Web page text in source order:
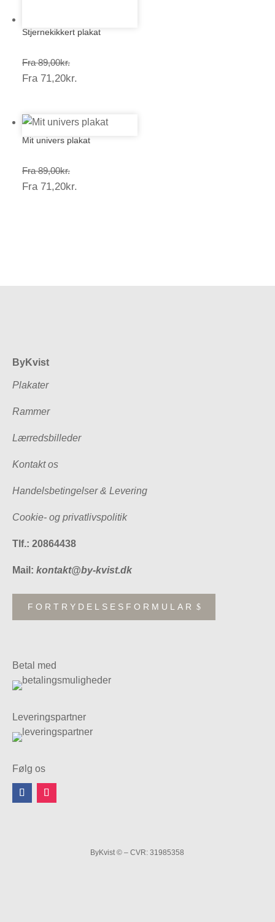
Stjernekikkert plakat
Fra 89,00kr.Prisinterval:
89,00kr.
Fra 71,20kr.
Mit univers plakat
Fra 89,00kr.Prisinterval:
89,00kr.
Fra 71,20kr.
ByKvist
Plakater
Rammer
Lærredsbilleder
Kontakt os
Handelsbetingelser & Levering
Cookie- og privatlivspolitik
Tlf.: 20864438
Mail: kontakt@by-kvist.dk
FORTRYDELSESFORMULAR
Betal med
Leveringspartner
Følg os
ByKvist © – CVR: 31985358